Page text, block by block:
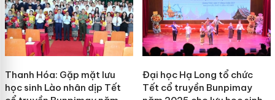
Thanh Hóa: Gặp mặt lưu
học sinh Lào nhân dịp Tết
Đại học Hạ Long tổ chức
Tết cổ truyền Bunpimay